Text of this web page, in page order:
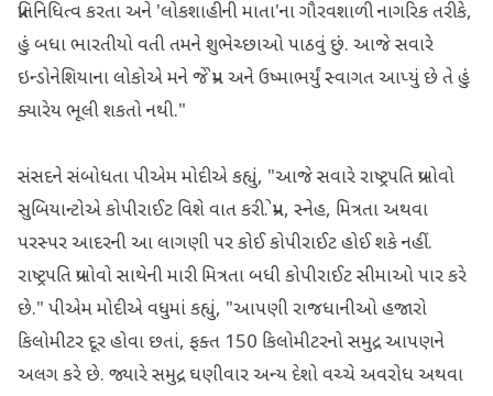
પ્રતિનિધિત્વ કરતા અને 'લોકશાહીની માતા'ના ગૌરવશાળી નાગરિક તરીકે,
હું બધા ભારતીયો વતી તમને શુભેચ્છાઓ પાઠવું છું. આજે સવારે
ઇન્ડોનેશિયાના લોકોએ મને જે પ્રેમ અને ઉષ્માભર્યું સ્વાગત આપ્યું છે તે હું
ક્યારેય ભૂલી શકતો નથી."
સંસદને સંબોધતા પીએમ મોદીએ કહ્યું, "આજે સવારે રાષ્ટ્રપતિ પ્રબોવો
સુબિયાન્ટોએ કોપીરાઈટ વિશે વાત કરી. પ્રેમ, સ્નેહ, મિત્રતા અથવા
પરસ્પર આદરની આ લાગણી પર કોઈ કોપીરાઈટ હોઈ શકે નહીં.
રાષ્ટ્રપતિ પ્રબોવો સાથેની મારી મિત્રતા બધી કોપીરાઈટ સીમાઓ પાર કરે
છે." પીએમ મોદીએ વધુમાં કહ્યું, "આપણી રાજધાનીઓ હજારો
કિલોમીટર દૂર હોવા છતાં, ફક્ત 150 કિલોમીટરનો સમુદ્ર આપણને
અલગ કરે છે. જ્યારે સમુદ્ર ઘણીવાર અન્ય દેશો વચ્ચે અવરોધ અથવા